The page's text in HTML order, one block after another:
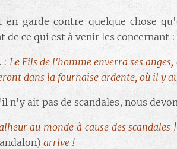
en garde contre quelque chose
de ce qui est à venir les concernant :
: Le Fils de l'homme enverra ses
dans la fournaise ardente, où il y
ait pas de scandales, nous
au monde à cause des
arrive !